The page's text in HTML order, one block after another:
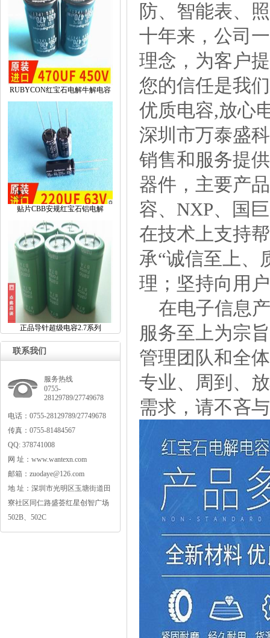
RUBYCON红宝石电解牛解电容
贴片CBB安规红宝石铝电解
正品导针超级电容2.7系列
联系我们
服务热线
0755-
28129789/27749678
电话：0755-28129789/27749678
传真：0755-81484567
QQ:378741008
网址：www.wantexn.com
邮箱：zuodaye@126.com
地址：深圳市光明区玉塘街道田
寮社区同仁路盛荟红星创智广场
502B、502C
防、智能表、
十年来，公司
理念，为客户
您的信任是我
优质电容,放心
深圳市万泰盛
销售和服务提
器件，主要产
容、NXP、国
在技术上支持
承“诚信至上、
理；坚持向用
在电子信息
服务至上为宗
管理团队和全
专业、周到、
需求，请不吝